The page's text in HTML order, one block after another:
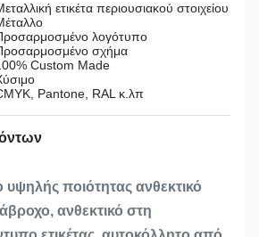
ετικέτα περιουσιακού στοιχείου
λογότυπο
σχήμα
Custom Made
Pantone, RAL κ.λπ
ποιότητας ανθεκτικό
ανθεκτικό στη